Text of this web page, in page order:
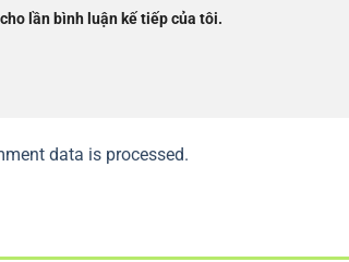
lần bình luận kế tiếp của tôi.
data is processed.